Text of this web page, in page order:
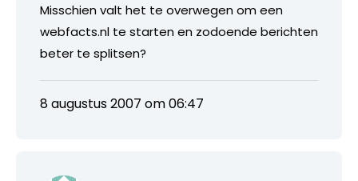
Misschien valt het te overwegen om een
webfacts.nl te starten en zodoende berichten
beter te splitsen?
8 augustus 2007 om 06:47